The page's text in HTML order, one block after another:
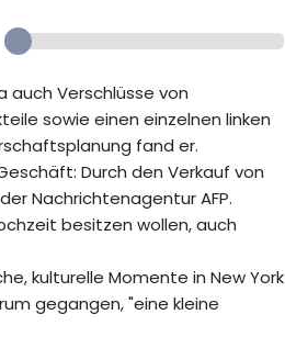
Verschlüsse von
sowie einen einzelnen linken
fand er.
Durch den Verkauf von
Nachrichtenagentur AFP.
besitzen wollen, auch
kulturelle Momente in New York
gegangen, "eine kleine